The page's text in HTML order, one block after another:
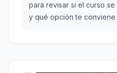
para revisar si el curso
y qué opción te conviene